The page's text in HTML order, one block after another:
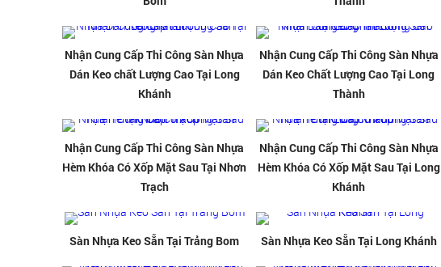
Nhận Cung Cấp Thi Công Sàn Nhựa
Dán Keo chất Lượng Cao Tại Long
Khánh
Nhận Cung Cấp Thi Công Sàn Nhựa
Dán Keo Chất Lượng Cao Tại Long
Thành
Nhận Cung Cấp Thi Công Sàn Nhựa
Hèm Khóa Có Xốp Mặt Sau Tại Nhơn
Trạch
Nhận Cung Cấp Thi Công Sàn Nhựa
Hèm Khóa Có Xốp Mặt Sau Tại Long
Khánh
Sàn Nhựa Keo Sẵn Tại Trảng Bom Sàn Nhựa Keo Sẵn Tại Long Khánh